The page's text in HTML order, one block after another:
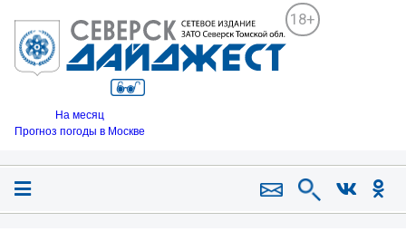
18+
На месяц
Прогноз погоды в Москве